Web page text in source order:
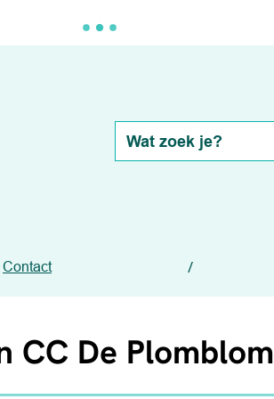
Wat zoek je?
Contact
CC De Plomblom